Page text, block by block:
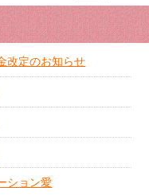
改定のお知らせ
ション愛